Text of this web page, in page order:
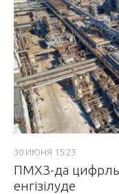
30 ИЮНЯ 15:23
ПМХЗ-да
енгізілуде